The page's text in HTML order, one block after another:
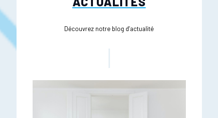
Découvrez notre blog d’actualité